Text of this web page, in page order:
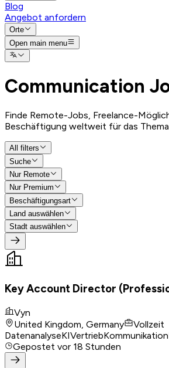
Blog
Angebot anfordern
Orte
Open main menu
Communication
Finde Remote-Jobs, Freelance-
Beschäftigung weltweit für das
All filters
Suche
Nur Remote
Nur Premium
Beschäftigungsart
Land auswählen
Stadt auswählen
Key Account Director
Vyn
United Kingdom, Germany
Vollzeit
DatenanalyseKIVertriebKommunikation
Gepostet vor 18 Stunden